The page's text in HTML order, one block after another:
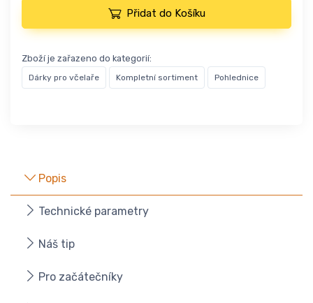
Přidat do Košíku
Zboží je zařazeno do kategorií:
Dárky pro včelaře Kompletní sortiment Pohlednice
Popis
Technické parametry
Náš tip
Pro začátečníky